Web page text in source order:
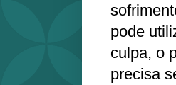
pode
culpa, o
precisa